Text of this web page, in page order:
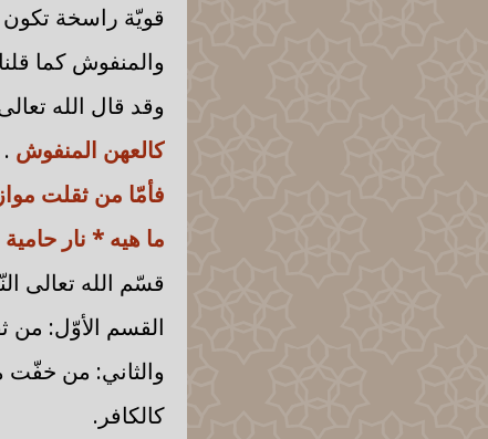
قويّة راسخة
والمنفوش كما
وقد قال الله
كالعهن المنفوش .
فأمّا من ثقلت
ما هيه * نار حامية
قسّم الله تعالى
القسم الأوّل: من
والثاني: من خفّت
كالكافر.